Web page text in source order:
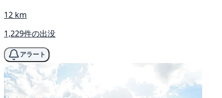
12 km
1,229件の出没
アラート